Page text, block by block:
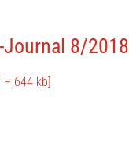
Journal 8/2018
– 644 kb]